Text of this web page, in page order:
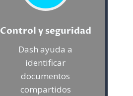
Control y seguridad
Dash ayuda a
identificar
documentos
compartidos